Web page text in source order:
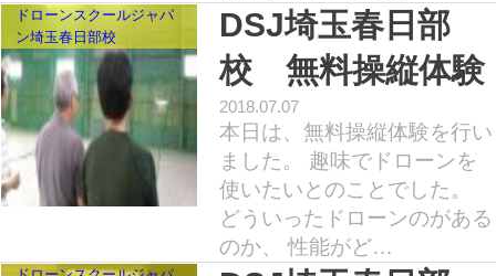
ドローンスクールジャパ
ン埼玉春日部校
DSJ埼玉春日部
校 無料操縦体験
2018.07.07
本日は、無料操縦体験を行い
ました。 趣味でドローンを
使いたいとのことでした。
どういったドローンのがある
のか、 性能がど…